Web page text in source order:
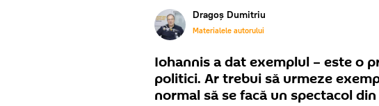
Dragoș Dumitriu
Materialele autorului
Iohannis a dat exemplul – este o
politici. Ar trebui să urmeze
normal să se facă un spectacol